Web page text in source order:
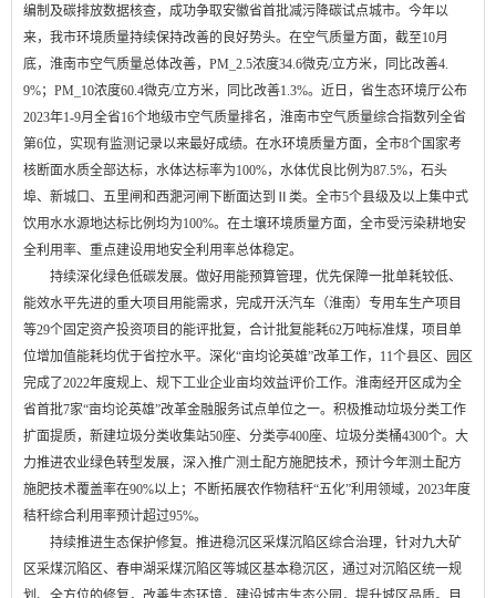
编制及碳排放数据核查，成功争取安徽省首批减污降碳试点城市。今年以
来，我市环境质量持续保持改善的良好势头。在空气质量方面，截至10月
底，淮南市空气质量总体改善，PM_2.5浓度34.6微克/立方米，同比改善4.
9%；PM_10浓度60.4微克/立方米，同比改善1.3%。近日，省生态环境厅公布
2023年1-9月全省16个地级市空气质量排名，淮南市空气质量综合指数列全省
第6位，实现有监测记录以来最好成绩。在水环境质量方面，全市8个国家考
核断面水质全部达标，水体达标率为100%，水体优良比例为87.5%，石头
埠、新城口、五里闸和西淝河闸下断面达到Ⅱ类。全市5个县级及以上集中式
饮用水水源地达标比例均为100%。在土壤环境质量方面，全市受污染耕地安
全利用率、重点建设用地安全利用率总体稳定。
持续深化绿色低碳发展。做好用能预算管理，优先保障一批单耗较低、
能效水平先进的重大项目用能需求，完成开沃汽车（淮南）专用车生产项目
等29个固定资产投资项目的能评批复，合计批复能耗62万吨标准煤，项目单
位增加值能耗均优于省控水平。深化“亩均论英雄”改革工作，11个县区、园区
完成了2022年度规上、规下工业企业亩均效益评价工作。淮南经开区成为全
省首批7家“亩均论英雄”改革金融服务试点单位之一。积极推动垃圾分类工作
扩面提质，新建垃圾分类收集站50座、分类亭400座、垃圾分类桶4300个。大
力推进农业绿色转型发展，深入推广测土配方施肥技术，预计今年测土配方
施肥技术覆盖率在90%以上；不断拓展农作物秸秆“五化”利用领域，2023年度
秸秆综合利用率预计超过95%。
持续推进生态保护修复。推进稳沉区采煤沉陷区综合治理，针对九大矿
区采煤沉陷区、春申湖采煤沉陷区等城区基本稳沉区，通过对沉陷区统一规